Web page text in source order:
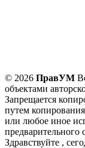
© 2026 ПравУМ
объектами
Запрещается
путем
или любое иное
Здравствуйте ,